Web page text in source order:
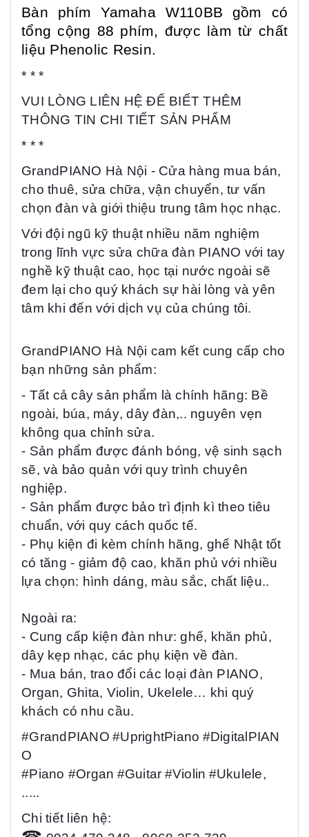
Bàn phím Yamaha W110BB gồm có
tổng cộng 88 phím, được làm từ chất
liệu Phenolic Resin.
* * *
VUI LÒNG LIÊN HỆ ĐỂ BIẾT THÊM
THÔNG TIN CHI TIẾT SẢN PHẨM
* * *
GrandPIANO Hà Nội - Cửa hàng mua bán,
cho thuê, sửa chữa, vận chuyển, tư vấn
chọn đàn và giới thiệu trung tâm học nhạc.
Với đội ngũ kỹ thuật nhiều năm nghiệm
trong lĩnh vực sửa chữa đàn PIANO với tay
nghề kỹ thuật cao, học tại nước ngoài sẽ
đem lại cho quý khách sự hài lòng và yên
tâm khi đến với dịch vụ của chúng tôi.
GrandPIANO Hà Nội cam kết cung cấp cho
bạn những sản phẩm:
- Tất cả cây sản phẩm là chính hãng: Bề
ngoài, búa, máy, dây đàn,.. nguyên vẹn
không qua chỉnh sửa.
- Sản phẩm được đánh bóng, vệ sinh sạch
sẽ, và bảo quản với quy trình chuyên
nghiệp.
- Sản phẩm được bảo trì định kì theo tiêu
chuẩn, với quy cách quốc tế.
- Phụ kiện đi kèm chính hãng, ghế Nhật tốt
có tăng - giảm độ cao, khăn phủ với nhiều
lựa chọn: hình dáng, màu sắc, chất liệu..
Ngoài ra:
- Cung cấp kiện đàn như: ghế, khăn phủ,
dây kẹp nhạc, các phụ kiện về đàn.
- Mua bán, trao đổi các loại đàn PIANO,
Organ, Ghita, Violin, Ukelele… khi quý
khách có nhu cầu.
#GrandPIANO #UprightPiano #DigitalPIAN
O
#Piano #Organ #Guitar #Violin #Ukulele,
.....
Chi tiết liên hệ: